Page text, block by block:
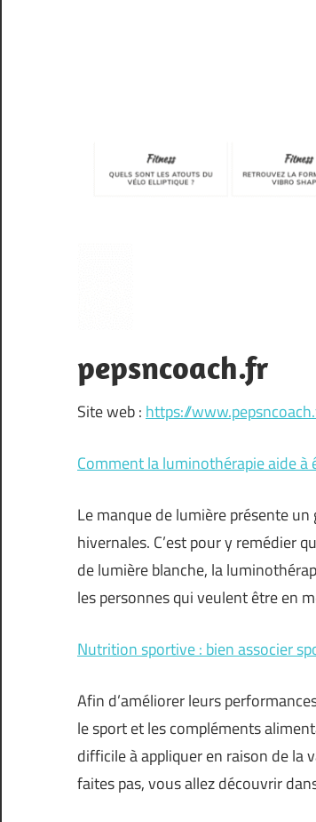
pepsncoach.fr
Site web :https://
Comment la luminothérapie aide à
Le manque de lumière présente
hivernales. C’est pour y remédier
de lumière blanche, la
les personnes qui veulent être en
Nutrition sportive : bien associer
Afin d’améliorer leurs
le sport et les compléments
difficile à appliquer en raison de la
faites pas, vous allez découvrir